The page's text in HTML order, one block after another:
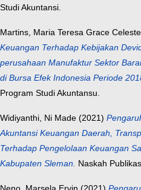
Studi Akuntansi.
Martins, Maria Teresa Grace Celeste
Keuangan Terhadap Kebijakan
perusahaan Manufaktur Sektor
di Bursa Efek Indonesia Periode
Program Studi Akuntansu.
Widiyanthi, Ni Made (2021)
Akuntansi Keuangan Daerah,
Terhadap Pengelolaan Keuangan
Kabupaten Sleman. Naskah